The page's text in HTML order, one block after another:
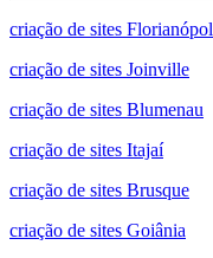
criação de sites
criação de sites Joinville
criação de sites Blumenau
criação de sites Itajaí
criação de sites Brusque
criação de sites Goiânia